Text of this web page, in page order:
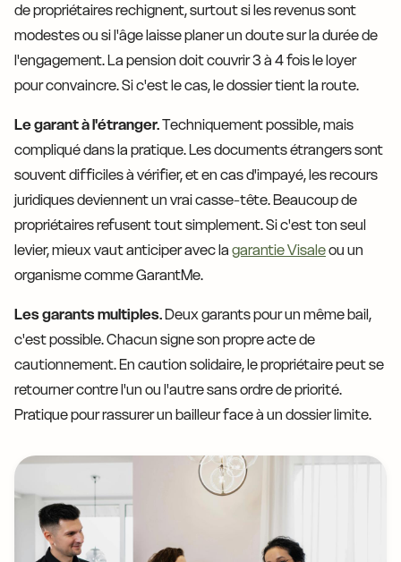
de propriétaires rechignent, surtout si les revenus sont
modestes ou si l'âge laisse planer un doute sur la durée de
l'engagement. La pension doit couvrir 3 à 4 fois le loyer
pour convaincre. Si c'est le cas, le dossier tient la route.
Le garant à l'étranger.Techniquement possible, mais
compliqué dans la pratique. Les documents étrangers sont
souvent difficiles à vérifier, et en cas d'impayé, les recours
juridiques deviennent un vrai casse-tête. Beaucoup de
propriétaires refusent tout simplement. Si c'est ton seul
levier, mieux vaut anticiper avec la garantie Visaleou un
organisme comme GarantMe.
Les garants multiples.Deux garants pour un même bail,
c'est possible. Chacun signe son propre acte de
cautionnement. En caution solidaire, le propriétaire peut se
retourner contre l'un ou l'autre sans ordre de priorité.
Pratique pour rassurer un bailleur face à un dossier limite.